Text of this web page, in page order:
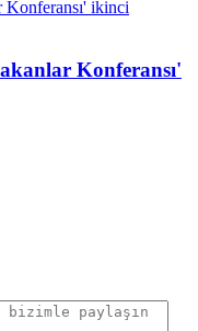
Konferansı'